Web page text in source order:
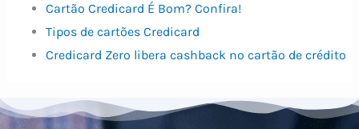
Cartão Credicard É Bom? Confira!
Tipos de cartões Credicard
Credicard Zero libera cashback no cartão de crédito